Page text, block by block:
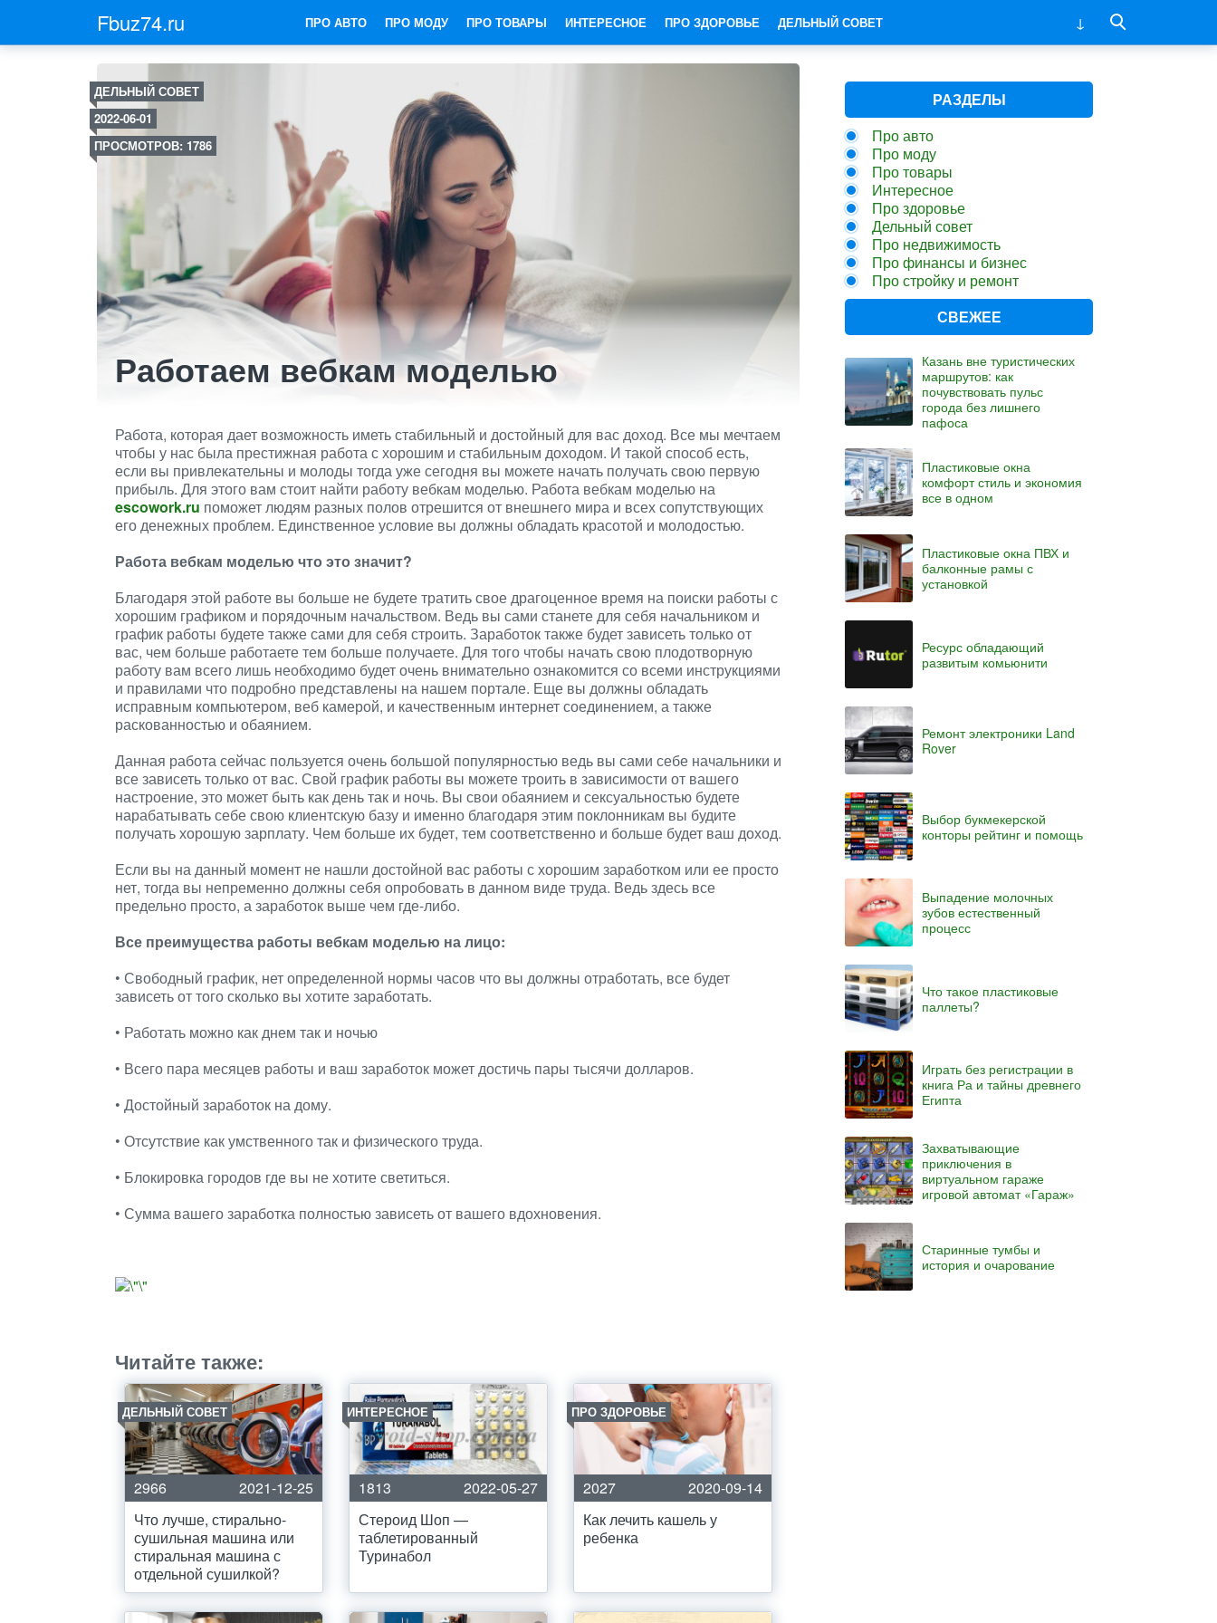
Fbuz74.ru ПРО АВТО ПРО МОДУ ПРО ТОВАРЫ ИНТЕРЕСНОЕ ПРО ЗДОРОВЬЕ ДЕЛЬНЫЙ СОВЕТ
ДЕЛЬНЫЙ СОВЕТ
2022-06-01
ПРОСМОТРОВ: 1786
Работаем вебкам моделью
Работа, которая дает возможность иметь стабильный и достойный для вас доход. Все мы мечтаем
чтобы у нас была престижная работа с хорошим и стабильным доходом. И такой способ есть,
если вы привлекательны и молоды тогда уже сегодня вы можете начать получать свою первую
прибыль. Для этого вам стоит найти работу вебкам моделью. Работа вебкам моделью на
escowork.ru поможет людям разных полов отрешится от внешнего мира и всех сопутствующих
его денежных проблем. Единственное условие вы должны обладать красотой и молодостью.
Работа вебкам моделью что это значит?
Благодаря этой работе вы больше не будете тратить свое драгоценное время на поиски работы с
хорошим графиком и порядочным начальством. Ведь вы сами станете для себя начальником и
график работы будете также сами для себя строить. Заработок также будет зависеть только от
вас, чем больше работаете тем больше получаете. Для того чтобы начать свою плодотворную
работу вам всего лишь необходимо будет очень внимательно ознакомится со всеми инструкциями
и правилами что подробно представлены на нашем портале. Еще вы должны обладать
исправным компьютером, веб камерой, и качественным интернет соединением, а также
раскованностью и обаянием.
Данная работа сейчас пользуется очень большой популярностью ведь вы сами себе начальники и
все зависеть только от вас. Свой график работы вы можете троить в зависимости от вашего
настроение, это может быть как день так и ночь. Вы свои обаянием и сексуальностью будете
нарабатывать себе свою клиентскую базу и именно благодаря этим поклонникам вы будите
получать хорошую зарплату. Чем больше их будет, тем соответственно и больше будет ваш доход.
Если вы на данный момент не нашли достойной вас работы с хорошим заработком или ее просто
нет, тогда вы непременно должны себя опробовать в данном виде труда. Ведь здесь все
предельно просто, а заработок выше чем где-либо.
Все преимущества работы вебкам моделью на лицо:
• Свободный график, нет определенной нормы часов что вы должны отработать, все будет
зависеть от того сколько вы хотите заработать.
• Работать можно как днем так и ночью
• Всего пара месяцев работы и ваш заработок может достичь пары тысячи долларов.
• Достойный заработок на дому.
• Отсутствие как умственного так и физического труда.
• Блокировка городов где вы не хотите светиться.
• Сумма вашего заработка полностью зависеть от вашего вдохновения.
Читайте также:
ДЕЛЬНЫЙ СОВЕТ
2966
2021-12-25
Что лучше, стирально-
сушильная машина или
стиральная машина с
отдельной сушилкой?
ИНТЕРЕСНОЕ
1813
2022-05-27
Стероид Шоп —
таблетированный
Туринабол
ПРО ЗДОРОВЬЕ
2027
2020-09-14
Как лечить кашель у
ребенка
РАЗДЕЛЫ
Про авто
Про моду
Про товары
Интересное
Про здоровье
Дельный совет
Про недвижимость
Про финансы и бизнес
Про стройку и ремонт
СВЕЖЕЕ
Казань вне туристических
маршрутов: как
почувствовать пульс
города без лишнего
пафоса
Пластиковые окна
комфорт стиль и экономия
все в одном
Пластиковые окна ПВХ и
балконные рамы с
установкой
Ресурс обладающий
развитым комьюнити
Ремонт электроники Land
Rover
Выбор букмекерской
конторы рейтинг и помощь
Выпадение молочных
зубов естественный
процесс
Что такое пластиковые
паллеты?
Играть без регистрации в
книга Ра и тайны древнего
Египта
Захватывающие
приключения в
виртуальном гараже
игровой автомат «Гараж»
Старинные тумбы и
история и очарование